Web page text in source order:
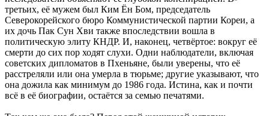
третьих, её мужем был Ким Ён Бом, председатель
Северокорейского бюро Коммунистической партии Кореи, а
их дочь Пак Сун Хви также впоследствии вошла в
политическую элиту КНДР. И, наконец, четвёртое: вокруг её
смерти до сих пор ходят слухи. Одни наблюдатели, включая
советских дипломатов в Пхеньяне, были уверены, что её
расстреляли или она умерла в тюрьме; другие указывают, что
она дожила как минимум до 1986 года. Истина, как и почти
всё в её биографии, остаётся за семью печатями.